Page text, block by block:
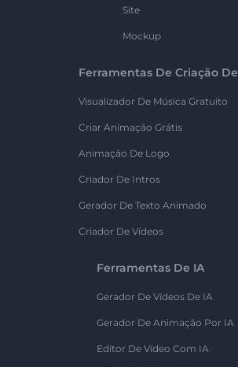
Site
Mockup
Ferramentas De Criação
Visualizador De Música Gratuito
Criar Animação Grátis
Animação De Logo
Criador De Intros
Gerador De Texto Animado
Criador De Vídeos
Ferramentas De IA
Gerador De Vídeos De IA
Gerador De Animação Por IA
Editor De Vídeo Com IA